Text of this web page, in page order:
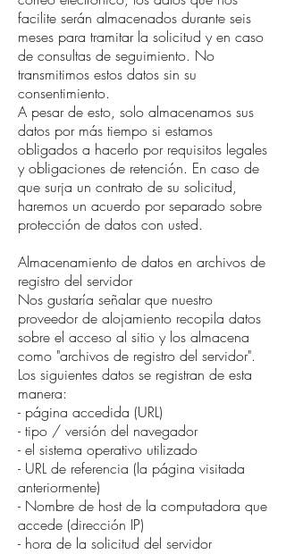
facilite serán almacenados durante seis
meses para tramitar la solicitud y en caso
de consultas de seguimiento. No
transmitimos estos datos sin su
consentimiento.
A pesar de esto, solo almacenamos sus
datos por más tiempo si estamos
obligados a hacerlo por requisitos legales
y obligaciones de retención. En caso de
que surja un contrato de su solicitud,
haremos un acuerdo por separado sobre
protección de datos con usted.
Almacenamiento de datos en archivos de
registro del servidor
Nos gustaría señalar que nuestro
proveedor de alojamiento recopila datos
sobre el acceso al sitio y los almacena
como "archivos de registro del servidor".
Los siguientes datos se registran de esta
manera:
- página accedida (URL)
- tipo / versión del navegador
- el sistema operativo utilizado
- URL de referencia (la página visitada
anteriormente)
- Nombre de host de la computadora que
accede (dirección IP)
- hora de la solicitud del servidor